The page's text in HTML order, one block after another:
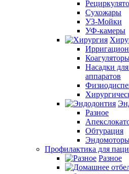
Сухожары
УЗ-Мойки
УФ-камеры
Насадки
аппаратов
Разное
Обтурация
Профилактика для
Разное